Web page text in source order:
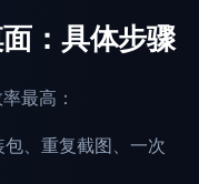
：具体步骤
最高：
、重复截图、一次